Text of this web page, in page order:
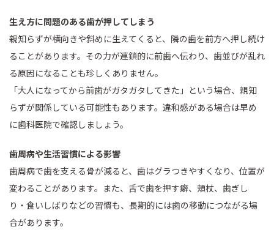
生え方に問題のある歯が押してしまう
親知らずが横向きや斜めに生えてくると、隣の歯を前方へ押し続け
ることがあります。その力が連鎖的に前歯へ伝わり、歯並びが乱れ
る原因になることも珍しくありません。
「大人になってから前歯がガタガタしてきた」という場合、親知
らずが関係している可能性もあります。違和感がある場合は早め
に歯科医院で確認しましょう。
歯周病や生活習慣による影響
歯周病で歯を支える骨が減ると、歯はグラつきやすくなり、位置が
変わることがあります。また、舌で歯を押す癖、頬杖、歯ぎし
り・食いしばりなどの習慣も、長期的には歯の移動につながる場
合があります。